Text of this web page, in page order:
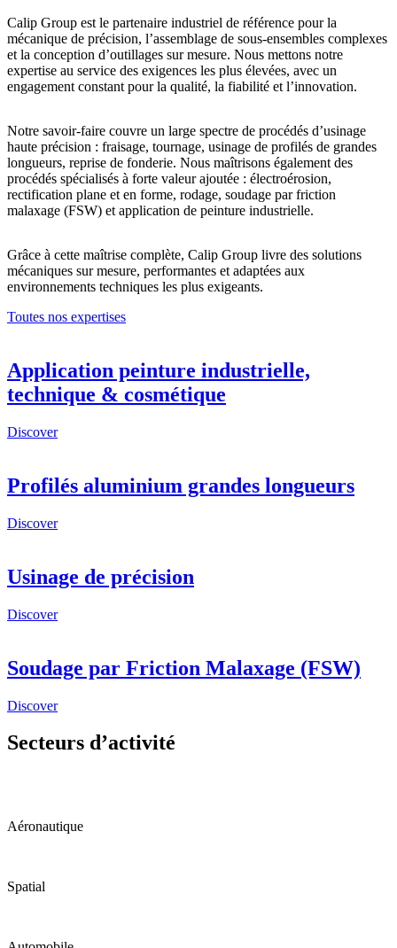
Calip Group est le partenaire industriel de référence pour la
mécanique de précision, l’assemblage de sous-ensembles complexes
et la conception d’outillages sur mesure. Nous mettons notre
expertise au service des exigences les plus élevées, avec un
engagement constant pour la qualité, la fiabilité et l’innovation.
Notre savoir-faire couvre un large spectre de procédés d’usinage
haute précision : fraisage, tournage, usinage de profilés de grandes
longueurs, reprise de fonderie. Nous maîtrisons également des
procédés spécialisés à forte valeur ajoutée : électroérosion,
rectification plane et en forme, rodage, soudage par friction
malaxage (FSW) et application de peinture industrielle.
Grâce à cette maîtrise complète, Calip Group livre des solutions
mécaniques sur mesure, performantes et adaptées aux
environnements techniques les plus exigeants.
Toutes nos expertises
Application peinture industrielle,
technique & cosmétique
Discover
Profilés aluminium grandes longueurs
Discover
Usinage de précision
Discover
Soudage par Friction Malaxage (FSW)
Discover
Secteurs d’activité
Aéronautique
Spatial